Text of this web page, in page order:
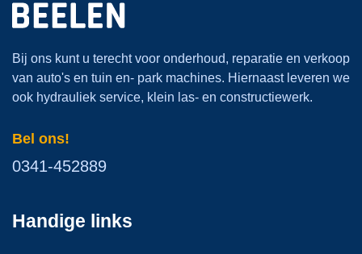
Bij ons kunt u terecht voor onderhoud, reparatie en verkoop
van auto's en tuin en- park machines. Hiernaast leveren we
ook hydrauliek service, klein las- en constructiewerk.
Bel ons!
0341-452889
Handige links